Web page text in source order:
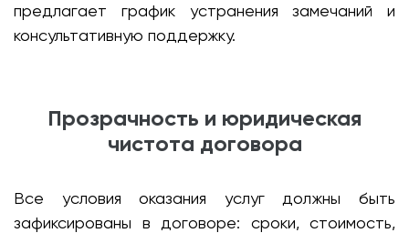
предлагает график устранения замечаний и
консультативную поддержку.
Прозрачность и юридическая
чистота договора
Все условия оказания услуг должны быть
зафиксированы в договоре: сроки, стоимость,